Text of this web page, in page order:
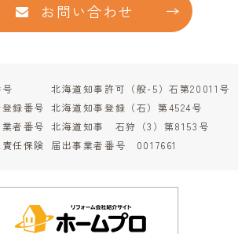
お問い合わせ
北海道知事許可（般-5）石第20011号
録番号 北海道知事登録（石）第4524号
者番号 北海道知事 石狩（3）第8153号
任保険
届出事業者番号 0017661